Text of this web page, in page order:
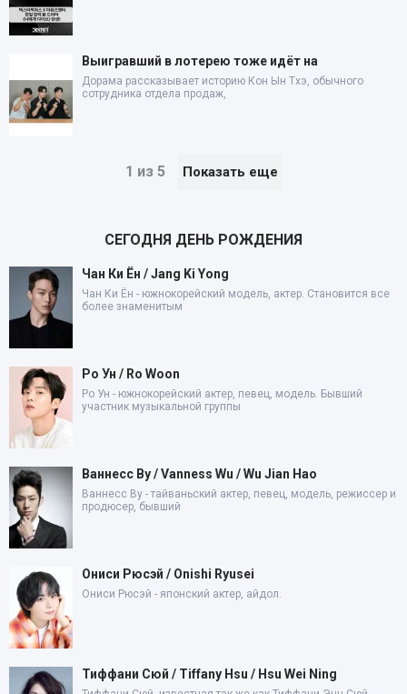
Выигравший в лотерею тоже идёт на
Дорама рассказывает историю Кон Ын Тхэ, обычного
сотрудника отдела продаж,
1 из 5 Показать еще
СЕГОДНЯ ДЕНЬ РОЖДЕНИЯ
Чан Ки Ён / Jang Ki Yong
Чан Ки Ён - южнокорейский модель, актер. Становится все
более знаменитым
Ро Ун / Ro Woon
Ро Ун - южнокорейский актер, певец, модель. Бывший
участник музыкальной группы
Ваннесс Ву / Vanness Wu / Wu Jian Hao
Ваннесс Ву - тайваньский актер, певец, модель, режиссер и
продюсер, бывший
Ониси Рюсэй / Onishi Ryusei
Ониси Рюсэй - японский актер, айдол.
Тиффани Сюй / Tiffany Hsu / Hsu Wei Ning